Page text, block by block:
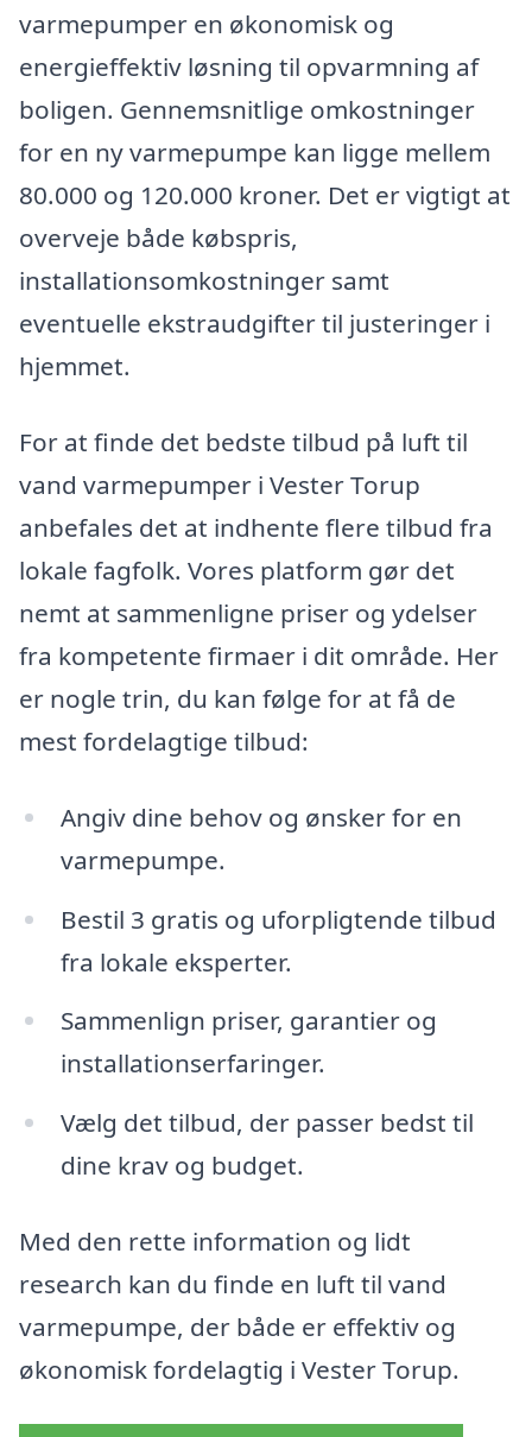
varmepumper en økonomisk og
energieffektiv løsning til opvarmning af
boligen. Gennemsnitlige omkostninger
for en ny varmepumpe kan ligge mellem
80.000 og 120.000 kroner. Det er vigtigt at
overveje både købspris,
installationsomkostninger samt
eventuelle ekstraudgifter til justeringer i
hjemmet.
For at finde det bedste tilbud på luft til
vand varmepumper i Vester Torup
anbefales det at indhente flere tilbud fra
lokale fagfolk. Vores platform gør det
nemt at sammenligne priser og ydelser
fra kompetente firmaer i dit område. Her
er nogle trin, du kan følge for at få de
mest fordelagtige tilbud:
Angiv dine behov og ønsker for en
varmepumpe.
Bestil 3 gratis og uforpligtende tilbud
fra lokale eksperter.
Sammenlign priser, garantier og
installationserfaringer.
Vælg det tilbud, der passer bedst til
dine krav og budget.
Med den rette information og lidt
research kan du finde en luft til vand
varmepumpe, der både er effektiv og
økonomisk fordelagtig i Vester Torup.